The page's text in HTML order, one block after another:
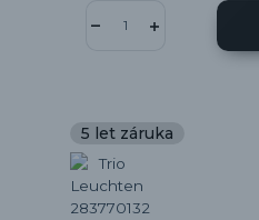
5 let záruka